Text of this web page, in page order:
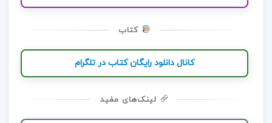
کتاب
کانال دانلود رایگان کتاب در تلگرام
لینک‌های مفید